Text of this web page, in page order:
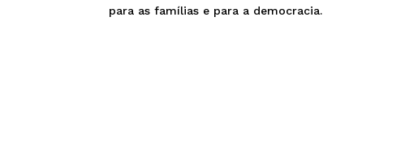
para as famílias e para a democracia.